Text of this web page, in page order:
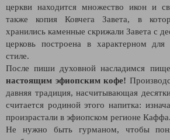
церкви находится множество икон и
также копия Ковчега Завета, в
хранились каменные скрижали Завета с
церковь построена в характерном для
стиле.
После пиши духовной насладимся
настоящим эфиопским кофе!
давняя традиция, насчитывающая
считается родиной этого напитка:
произрастали в эфиопском регионе Каффа.
Не нужно быть гурманом, чтобы